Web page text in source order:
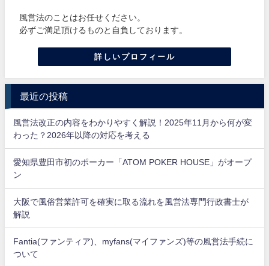
風営法のことはお任せください。
必ずご満足頂けるものと自負しております。
詳しいプロフィール
最近の投稿
風営法改正の内容をわかりやすく解説！2025年11月から何が変
わった？2026年以降の対応を考える
愛知県豊田市初のポーカー「ATOM POKER HOUSE」がオープ
ン
大阪で風俗営業許可を確実に取る流れを風営法専門行政書士が
解説
Fantia(ファンティア)、myfans(マイファンズ)等の風営法手続に
ついて